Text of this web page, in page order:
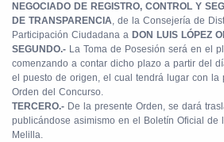
NEGOCIADO DE REGISTRO, CONTROL Y
DE TRANSPARENCIA, de la Consejería de
Participación Ciudadana a DON LUIS LÓPEZ
SEGUNDO.- La Toma de Posesión será en el
comenzando a contar dicho plazo a partir del
el puesto de origen, el cual tendrá lugar con la
Orden del Concurso.
TERCERO.- De la presente Orden, se dará
publicándose asimismo en el Boletín Oficial de
Melilla.